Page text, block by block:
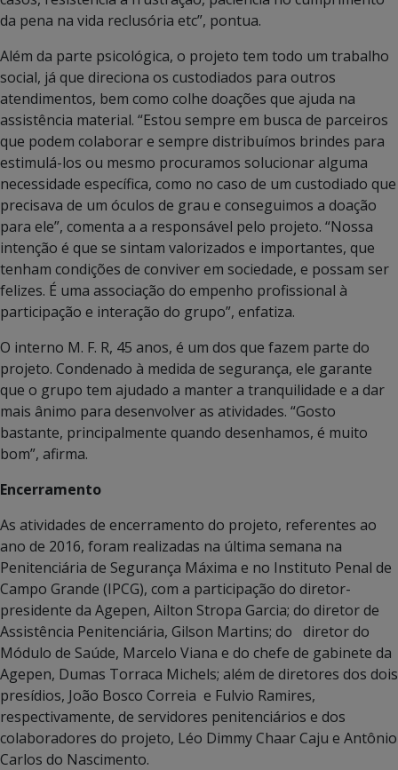
da pena na vida reclusória etc”, pontua.
Além da parte psicológica, o projeto tem todo um trabalho
social, já que direciona os custodiados para outros
atendimentos, bem como colhe doações que ajuda na
assistência material. “Estou sempre em busca de parceiros
que podem colaborar e sempre distribuímos brindes para
estimulá-los ou mesmo procuramos solucionar alguma
necessidade específica, como no caso de um custodiado que
precisava de um óculos de grau e conseguimos a doação
para ele”, comenta a a responsável pelo projeto. “Nossa
intenção é que se sintam valorizados e importantes, que
tenham condições de conviver em sociedade, e possam ser
felizes. É uma associação do empenho profissional à
participação e interação do grupo”, enfatiza.
O interno M. F. R, 45 anos, é um dos que fazem parte do
projeto. Condenado à medida de segurança, ele garante
que o grupo tem ajudado a manter a tranquilidade e a dar
mais ânimo para desenvolver as atividades. “Gosto
bastante, principalmente quando desenhamos, é muito
bom”, afirma.
Encerramento
As atividades de encerramento do projeto, referentes ao
ano de 2016, foram realizadas na última semana na
Penitenciária de Segurança Máxima e no Instituto Penal de
Campo Grande (IPCG), com a participação do diretor-
presidente da Agepen, Ailton Stropa Garcia; do diretor de
Assistência Penitenciária, Gilson Martins; do diretor do
Módulo de Saúde, Marcelo Viana e do chefe de gabinete da
Agepen, Dumas Torraca Michels; além de diretores dos dois
presídios, João Bosco Correia e Fulvio Ramires,
respectivamente, de servidores penitenciários e dos
colaboradores do projeto, Léo Dimmy Chaar Caju e Antônio
Carlos do Nascimento.